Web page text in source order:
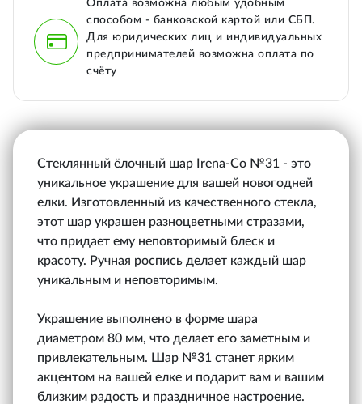
Оплата возможна любым удобным
способом - банковской картой или СБП.
Для юридических лиц и индивидуальных
предпринимателей возможна оплата по
счёту
Стеклянный ёлочный шар Irena-Co №31 - это
уникальное украшение для вашей новогодней
елки. Изготовленный из качественного стекла,
этот шар украшен разноцветными стразами,
что придает ему неповторимый блеск и
красоту. Ручная роспись делает каждый шар
уникальным и неповторимым.
Украшение выполнено в форме шара
диаметром 80 мм, что делает его заметным и
привлекательным. Шар №31 станет ярким
акцентом на вашей елке и подарит вам и вашим
близким радость и праздничное настроение.